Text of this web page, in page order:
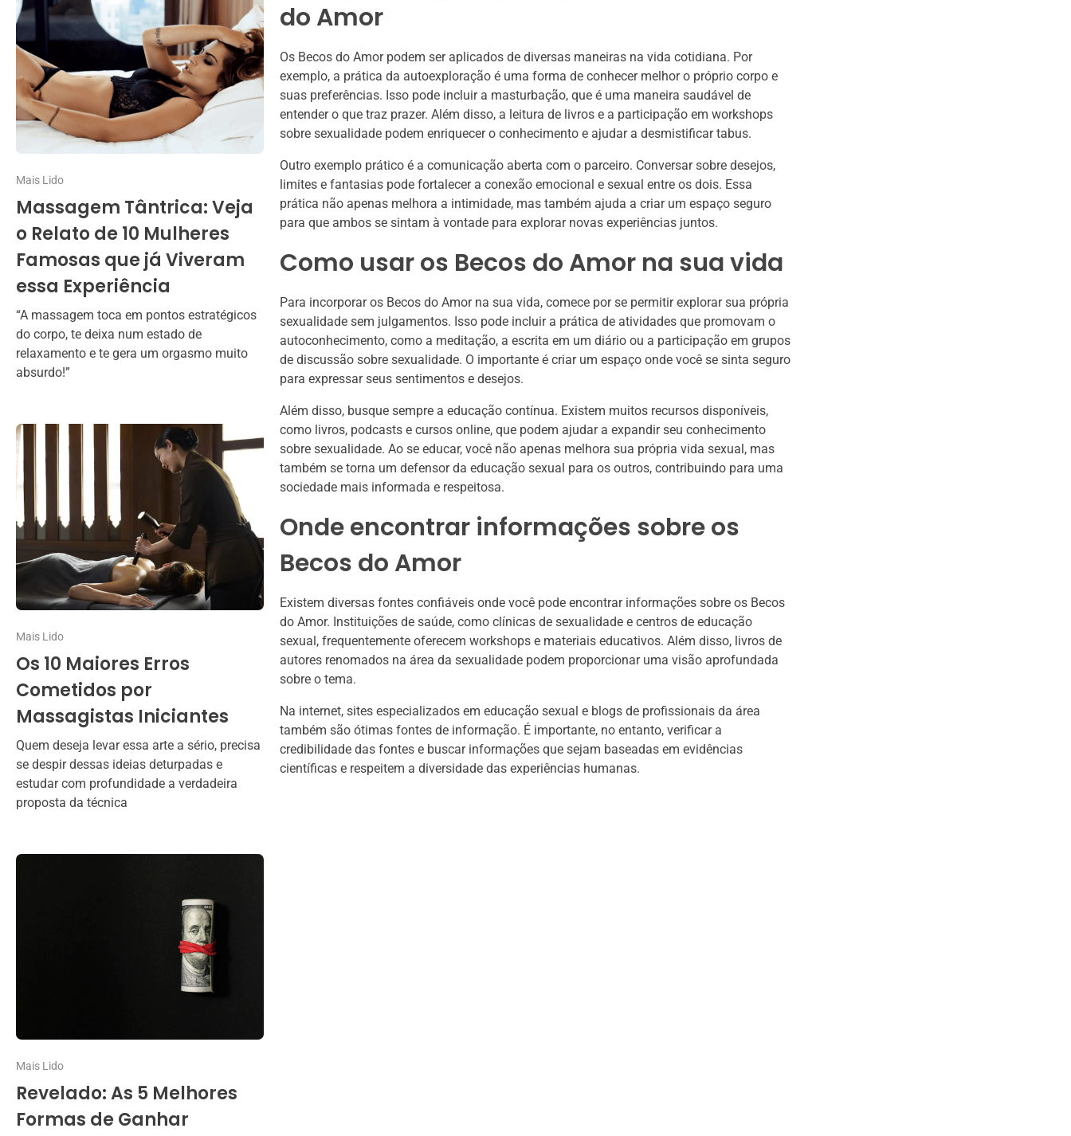
Mais Lido
Massagem Tântrica: Veja
o Relato de 10 Mulheres
Famosas que já Viveram
essa Experiência
“A massagem toca em pontos estratégicos
do corpo, te deixa num estado de
relaxamento e te gera um orgasmo muito
absurdo!”
Mais Lido
Os 10 Maiores Erros
Cometidos por
Massagistas Iniciantes
Quem deseja levar essa arte a sério, precisa
se despir dessas ideias deturpadas e
estudar com profundidade a verdadeira
proposta da técnica
Mais Lido
Revelado: As 5 Melhores
Formas de Ganhar
do Amor
Os Becos do Amor podem ser aplicados de diversas maneiras na vida cotidiana. Por
exemplo, a prática da autoexploração é uma forma de conhecer melhor o próprio corpo e
suas preferências. Isso pode incluir a masturbação, que é uma maneira saudável de
entender o que traz prazer. Além disso, a leitura de livros e a participação em workshops
sobre sexualidade podem enriquecer o conhecimento e ajudar a desmistificar tabus.
Outro exemplo prático é a comunicação aberta com o parceiro. Conversar sobre desejos,
limites e fantasias pode fortalecer a conexão emocional e sexual entre os dois. Essa
prática não apenas melhora a intimidade, mas também ajuda a criar um espaço seguro
para que ambos se sintam à vontade para explorar novas experiências juntos.
Como usar os Becos do Amor na sua vida
Para incorporar os Becos do Amor na sua vida, comece por se permitir explorar sua própria
sexualidade sem julgamentos. Isso pode incluir a prática de atividades que promovam o
autoconhecimento, como a meditação, a escrita em um diário ou a participação em grupos
de discussão sobre sexualidade. O importante é criar um espaço onde você se sinta seguro
para expressar seus sentimentos e desejos.
Além disso, busque sempre a educação contínua. Existem muitos recursos disponíveis,
como livros, podcasts e cursos online, que podem ajudar a expandir seu conhecimento
sobre sexualidade. Ao se educar, você não apenas melhora sua própria vida sexual, mas
também se torna um defensor da educação sexual para os outros, contribuindo para uma
sociedade mais informada e respeitosa.
Onde encontrar informações sobre os
Becos do Amor
Existem diversas fontes confiáveis onde você pode encontrar informações sobre os Becos
do Amor. Instituições de saúde, como clínicas de sexualidade e centros de educação
sexual, frequentemente oferecem workshops e materiais educativos. Além disso, livros de
autores renomados na área da sexualidade podem proporcionar uma visão aprofundada
sobre o tema.
Na internet, sites especializados em educação sexual e blogs de profissionais da área
também são ótimas fontes de informação. É importante, no entanto, verificar a
credibilidade das fontes e buscar informações que sejam baseadas em evidências
científicas e respeitem a diversidade das experiências humanas.